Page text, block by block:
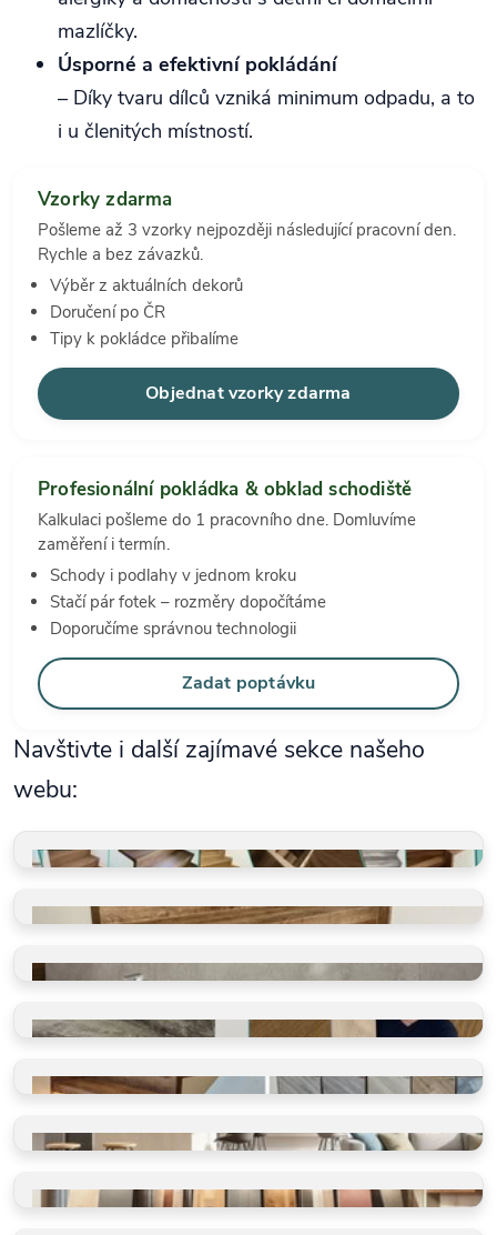
mazlíčky.
Úsporné a efektivní pokládání
– Díky tvaru dílců vzniká minimum odpadu, a to
i u členitých místností.
Vzorky zdarma
Pošleme až 3 vzorky nejpozději následující pracovní den.
Rychle a bez závazků.
Výběr z aktuálních dekorů
Doručení po ČR
Tipy k pokládce přibalíme
Objednat vzorky zdarma
Profesionální pokládka & obklad schodiště
Kalkulaci pošleme do 1 pracovního dne. Domluvíme
zaměření i termín.
Schody i podlahy v jednom kroku
Stačí pár fotek – rozměry dopočítáme
Doporučíme správnou technologii
Zadat poptávku
Navštivte i další zajímavé sekce našeho
webu:
Schody, koupelny, restaurace
Takto je děláme v BUKOMĚ
Ano, olepujeme i zdi
Ano, olepujeme i zdi
Vidět, cítit, vybrat
Výběr dle místností